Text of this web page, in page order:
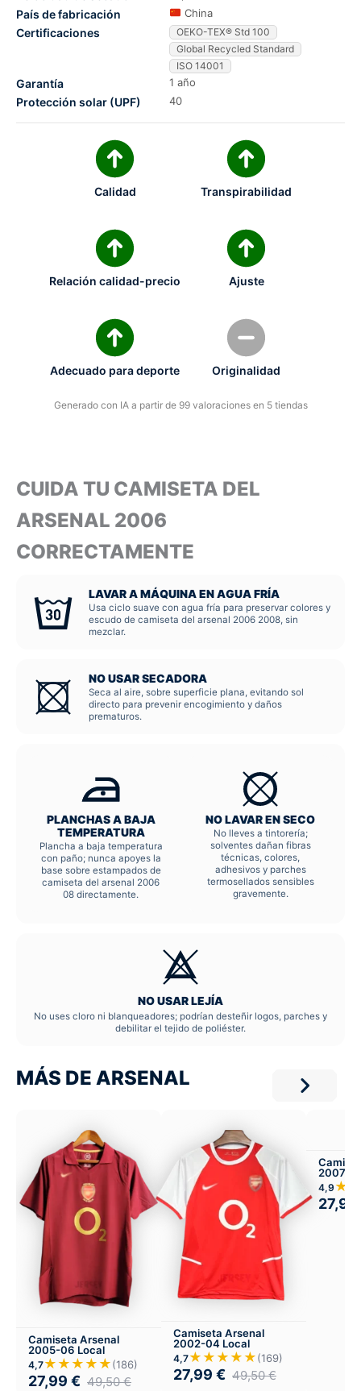
País de fabricación China
Certificaciones
OEKO-TEX® Std 100
Global Recycled Standard
ISO 14001
Garantía 1 año
Protección solar (UPF) 40
Calidad Transpirabilidad
Relación calidad-precio Ajuste
Adecuado para deporte Originalidad
Generado con IA a partir de 99 valoraciones en 5 tiendas
CUIDA TU CAMISETA DEL
ARSENAL 2006
CORRECTAMENTE
LAVAR A MÁQUINA EN AGUA FRÍA
Usa ciclo suave con agua fría para preservar colores y
escudo de camiseta del arsenal 2006 2008, sin
mezclar.
NO USAR SECADORA
Seca al aire, sobre superficie plana, evitando sol
directo para prevenir encogimiento y daños
prematuros.
PLANCHAS A BAJA
TEMPERATURA
Plancha a baja temperatura
con paño; nunca apoyes la
base sobre estampados de
camiseta del arsenal 2006
08 directamente.
NO LAVAR EN SECO
No lleves a tintorería;
solventes dañan fibras
técnicas, colores,
adhesivos y parches
termosellados sensibles
gravemente.
NO USAR LEJÍA
No uses cloro ni blanqueadores; podrían desteñir logos, parches y
debilitar el tejido de poliéster.
MÁS DE ARSENAL
Camiseta Arsenal
2005-06 Local
4,7★★★★★(186)
27,99 € 49,50€
Camiseta Arsenal
2002-04 Local
4,7★★★★★(169)
27,99 € 49,50€
2007-
4,9
27,99